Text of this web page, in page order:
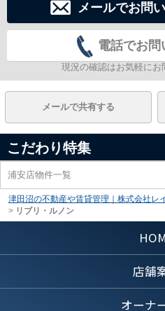
メールでお問
電話でお問
現況の確認はお気軽にお
メールで共有する
こだわり特集
浦安店物件一覧
津田沼の不動産や賃貸管理｜株式会社レ
> リブリ・ルノン
店舗
オーナ